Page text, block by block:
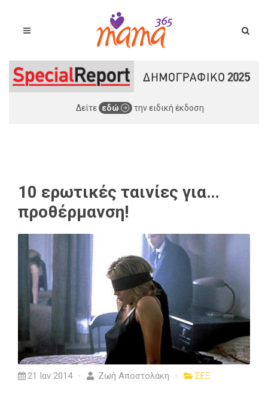
Δείτε εδώ την ειδική έκδοση
10 ερωτικές ταινίες για…
προθέρμανση!
21 Ιαν 2014 Ζωή Αποστολάκη ΣΕΞ